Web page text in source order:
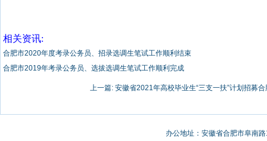
相关资讯:
合肥市2020年度考录公务员、招录选调生笔试工作顺利结束
合肥市2019年考录公务员、选拔选调生笔试工作顺利完成
上一篇: 安徽省2021年高校毕业生“三支一扶”计划招募
办公地址：安徽省合肥市阜南